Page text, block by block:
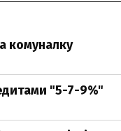
комуналку
"5-7-9%"